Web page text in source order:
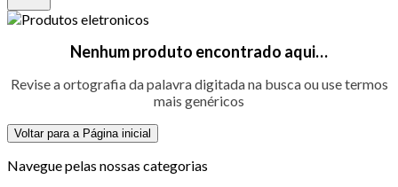
Nenhum produto encontrado aqui…
Revise a ortografia da palavra digitada na busca ou use termos
mais genéricos
Voltar para a Página inicial
Navegue pelas nossas categorias